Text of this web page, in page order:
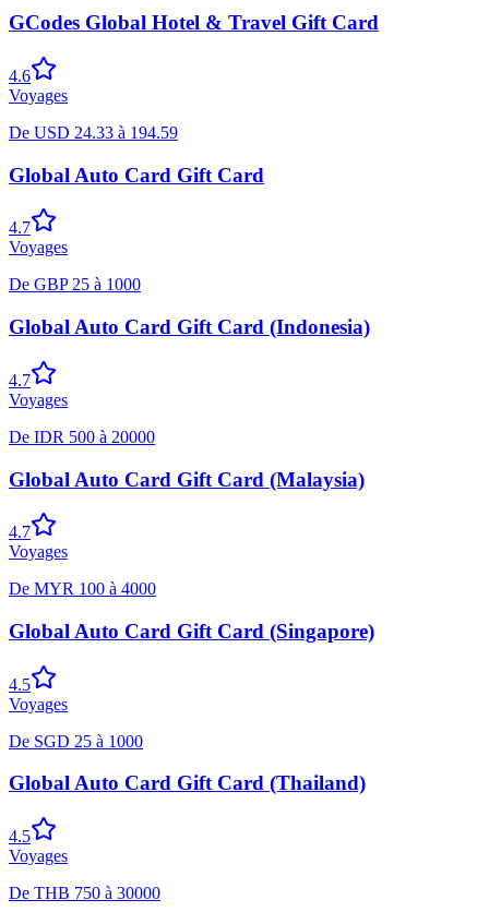
GCodes Global Hotel & Travel Gift Card
4.6
Voyages
De USD 24.33 à 194.59
Global Auto Card Gift Card
4.7
Voyages
De GBP 25 à 1000
Global Auto Card Gift Card (Indonesia)
4.7
Voyages
De IDR 500 à 20000
Global Auto Card Gift Card (Malaysia)
4.7
Voyages
De MYR 100 à 4000
Global Auto Card Gift Card (Singapore)
4.5
Voyages
De SGD 25 à 1000
Global Auto Card Gift Card (Thailand)
4.5
Voyages
De THB 750 à 30000